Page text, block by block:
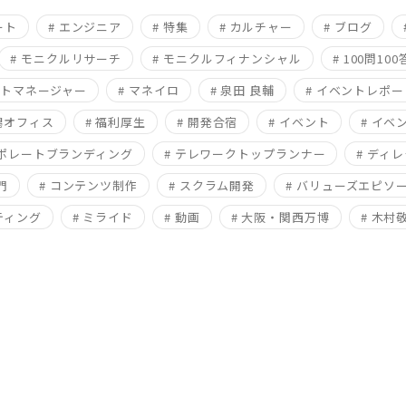
# エンジニア # 特集 # カルチャー # ブログ
# モニクルリサーチ
# モニクルフィナンシャル
# 100問100
マネージャー
# マネイロ # 泉田 良輔
# イベントレポ
フィス
# 福利厚生 # 開発合宿 # イベント
# イベ
レートブランディング
# テレワークトップランナー
# ディ
# コンテンツ制作 # スクラム開発
# バリューズエピソ
ング
# ミライド # 動画 # 大阪・関西万博 # 木村